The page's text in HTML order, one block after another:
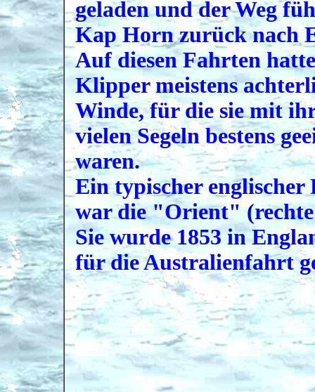
geladen und der Weg
Kap Horn zurück nach
Auf diesen Fahrten
Klipper meistens
Winde, für die sie mit
vielen Segeln bestens
waren.
Ein typischer
war die "Orient"
Sie wurde 1853 in
für die Australienfahrt